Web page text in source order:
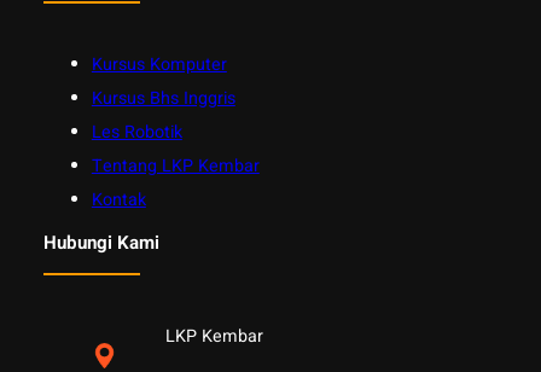
Kursus Komputer
Kursus Bhs Inggris
Les Robotik
Tentang LKP Kembar
Kontak
Hubungi Kami
LKP Kembar